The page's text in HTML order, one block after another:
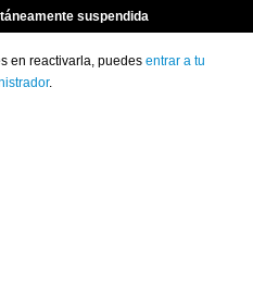
suspendida
en reactivarla, puedes entrar a tu
.